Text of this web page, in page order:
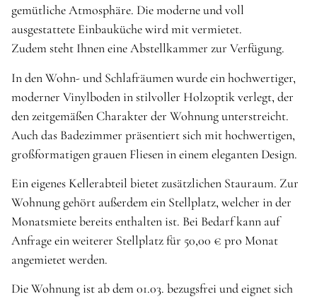
gemütliche Atmosphäre. Die moderne und voll
ausgestattete Einbauküche wird mit vermietet.
Zudem steht Ihnen eine Abstellkammer zur Verfügung.
In den Wohn- und Schlafräumen wurde ein hochwertiger,
moderner Vinylboden in stilvoller Holzoptik verlegt, der
den zeitgemäßen Charakter der Wohnung unterstreicht.
Auch das Badezimmer präsentiert sich mit hochwertigen,
großformatigen grauen Fliesen in einem eleganten Design.
Ein eigenes Kellerabteil bietet zusätzlichen Stauraum. Zur
Wohnung gehört außerdem ein Stellplatz, welcher in der
Monatsmiete bereits enthalten ist. Bei Bedarf kann auf
Anfrage ein weiterer Stellplatz für 50,00 € pro Monat
angemietet werden.
Die Wohnung ist ab dem 01.03. bezugsfrei und eignet sich